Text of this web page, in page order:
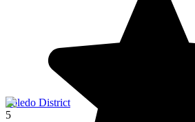
Toledo District
5